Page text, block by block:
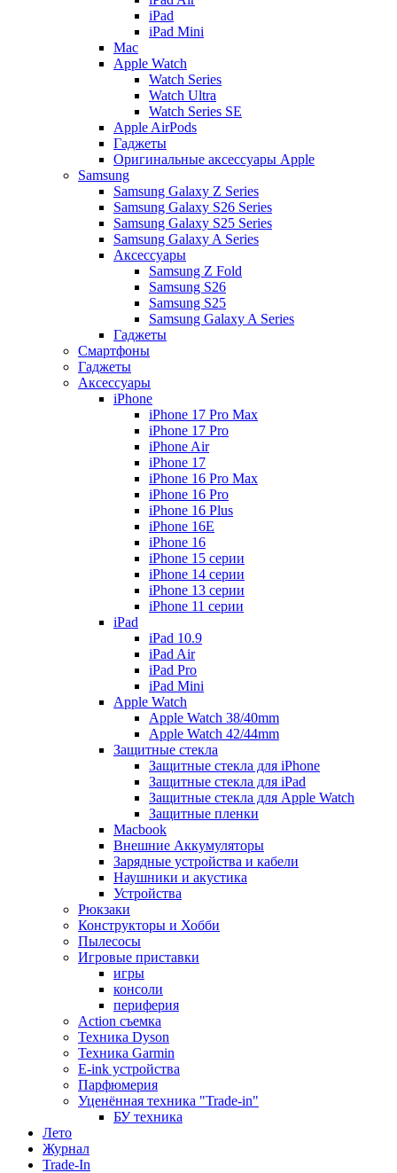
iPad
iPad Mini
Mac
Apple Watch
Watch Series
Watch Ultra
Watch Series SE
Apple AirPods
Гаджеты
Оригинальные аксессуары Apple
Samsung
Samsung Galaxy Z Series
Samsung Galaxy S26 Series
Samsung Galaxy S25 Series
Samsung Galaxy A Series
Аксессуары
Samsung Z Fold
Samsung S26
Samsung S25
Samsung Galaxy A Series
Гаджеты
Смартфоны
Гаджеты
Аксессуары
iPhone
iPhone 17 Pro Max
iPhone 17 Pro
iPhone Air
iPhone 17
iPhone 16 Pro Max
iPhone 16 Pro
iPhone 16 Plus
iPhone 16E
iPhone 16
iPhone 15 серии
iPhone 14 серии
iPhone 13 серии
iPhone 11 серии
iPad
iPad 10.9
iPad Air
iPad Pro
iPad Mini
Apple Watch
Apple Watch 38/40mm
Apple Watch 42/44mm
Защитные стекла
Защитные стекла для iPhone
Защитные стекла для iPad
Защитные стекла для Apple Watch
Защитные пленки
Macbook
Внешние Аккумуляторы
Зарядные устройства и кабели
Наушники и акустика
Устройства
Рюкзаки
Конструкторы и Хобби
Пылесосы
Игровые приставки
игры
консоли
периферия
Action съемка
Техника Dyson
Техника Garmin
E-ink устройства
Парфюмерия
Уценённая техника "Trade-in"
БУ техника
Лето
Журнал
Trade-In